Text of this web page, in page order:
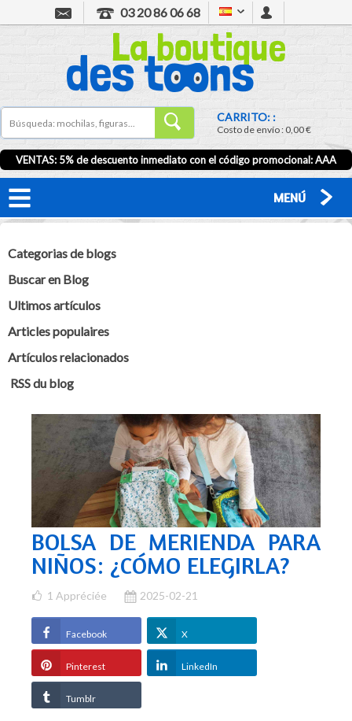
03 20 86 06 68
CARRITO: :
Costo de envío :0,00 €
VENTAS: 5% de descuento inmediato con el código promocional:AAA
MENÚ
Categorias de blogs
Buscar en Blog
Ultimos artículos
Articles populaires
Artículos relacionados
RSS du blog
BOLSA DE MERIENDA PARA
NIÑOS: ¿CÓMO ELEGIRLA?
1 Appréciée 2025-02-21
Facebook X
Pinterest LinkedIn
Tumblr